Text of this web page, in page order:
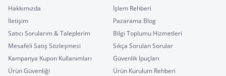
Hakkımızda
İşlem Rehberi
İletişim
Pazarama Blog
Satıcı Sorularım & Taleplerim
Bilgi Toplumu Hizmetleri
Mesafeli Satış Sözleşmesi
Sıkça Sorulan Sorular
Kampanya Kupon Kullanımları
Güvenlik İpuçları
Ürün Güvenliği
Ürün Kurulum Rehberi